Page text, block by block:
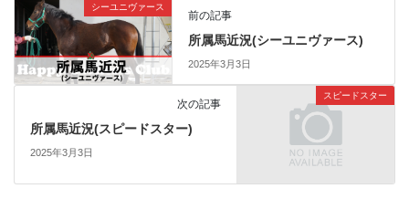
シーユニヴァース
前の記事
所属馬近況(シーユニヴァース)
2025年3月3日
スピードスター
次の記事
所属馬近況(スピードスター)
2025年3月3日